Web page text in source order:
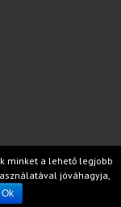
minket a lehető legjobb
jóváhagyja,
Ok